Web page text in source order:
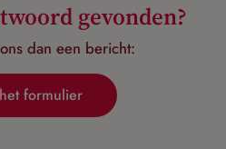
gevonden?
dan een bericht:
formulier